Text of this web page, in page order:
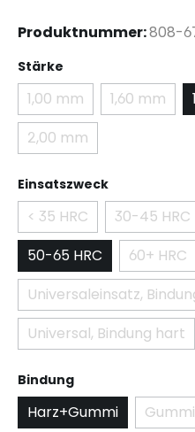
Produktnummer:808-
Stärke
1,00 mm(Diese Option ist
1,60 mm
(Diese
2,00 mm(Diese Option ist
Einsatszweckauswählen
< 35 HRC(Diese Option ist
30-45 HRC
50-65 HRC 60+ HRC
Universaleinsatz,(Diese
Universal, Bindung hart
(Diese Option
Bindungauswählen
Harz+Gummi Gummi